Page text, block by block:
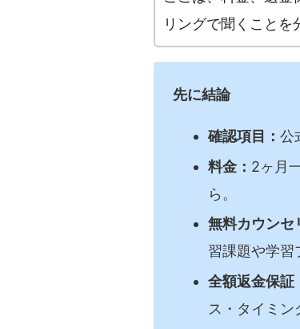
リングで聞くことを
先に結論
確認項目： 公
料金： 2ヶ月
ら。
無料カウンセ
習課題や学習
全額返金保証
ス・タイミン